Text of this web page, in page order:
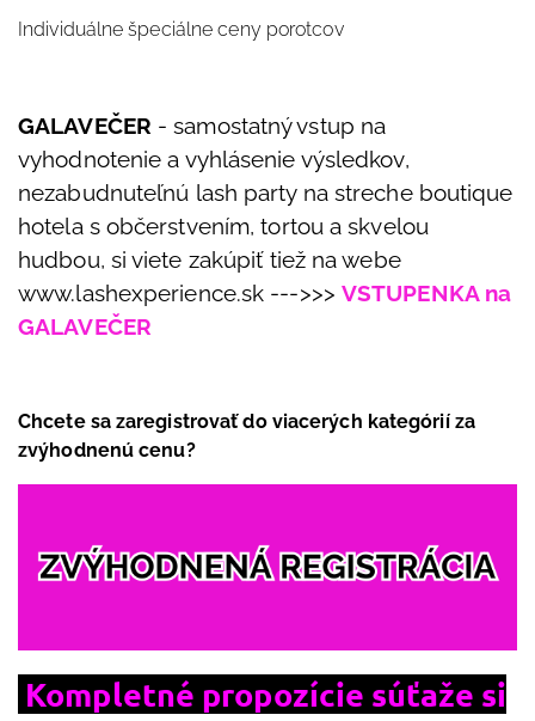
Individuálne špeciálne ceny porotcov
GALAVEČER - samostatný vstup na
vyhodnotenie a vyhlásenie výsledkov,
nezabudnuteľnú lash party na streche boutique
hotela s občerstvením, tortou a skvelou
hudbou, si viete zakúpiť tiež na webe
www.lashexperience.sk --->>> VSTUPENKA na
GALAVEČER
Chcete sa zaregistrovať do viacerých kategórií za
zvýhodnenú cenu?
Kompletné propozície súťaže si